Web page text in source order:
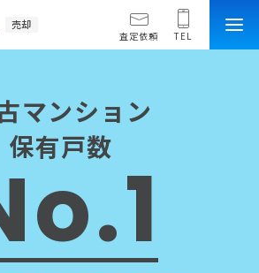
売却
査定依頼 TEL
マンション
保有戸数